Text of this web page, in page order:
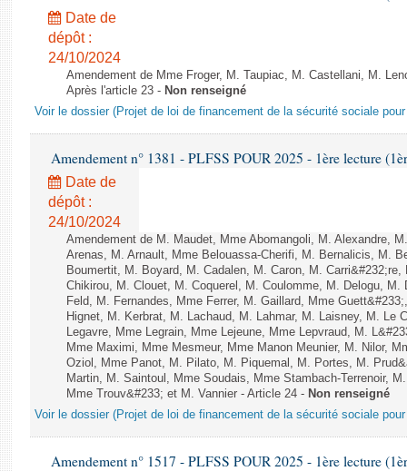
Date de
dépôt :
24/10/2024
Amendement de Mme Froger, M. Taupiac, M. Castellani, M.
Après l'article 23 - Non renseigné
Voir le dossier (Projet de loi de financement de la sécurité sociale pour
Amendement n° 1381 - PLFSS POUR 2025 - 1ère lecture
Date de
dépôt :
24/10/2024
Amendement de M. Maudet, Mme Abomangoli, M. Alexandre,
Arenas, M. Arnault, Mme Belouassa-Cherifi, M. Bernalicis, M.
Boumertit, M. Boyard, M. Cadalen, M. Caron, M.
Chikirou, M. Clouet, M. Coquerel, M. Coulomme, M. Delogu, M.
Feld, M. Fernandes, Mme Ferrer, M. Gaillard, Mme
Hignet, M. Kerbrat, M. Lachaud, M. Lahmar, M. Laisney, M. Le
Legavre, Mme Legrain, Mme Lejeune, Mme Lepvraud, M.
Mme Maximi, Mme Mesmeur, Mme Manon Meunier, M. Nilor,
Oziol, Mme Panot, M. Pilato, M. Piquemal, M. Portes, M.
Martin, M. Saintoul, Mme Soudais, Mme Stambach-Terrenoir,
Mme Trouv&#233; et M. Vannier - Article 24 - Non renseigné
Voir le dossier (Projet de loi de financement de la sécurité sociale pour
Amendement n° 1517 - PLFSS POUR 2025 - 1ère lecture